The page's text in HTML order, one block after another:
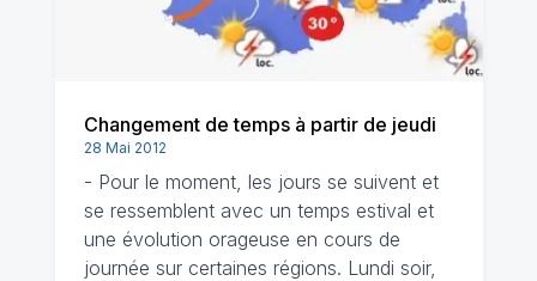
Changement de temps à partir de jeudi
28 Mai 2012
- Pour le moment, les jours se suivent et
se ressemblent avec un temps estival et
une évolution orageuse en cours de
journée sur certaines régions. Lundi soir,